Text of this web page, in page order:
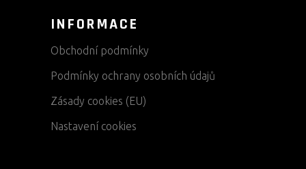
INFORMACE
Obchodní podmínky
Podmínky ochrany osobních údajů
Zásady cookies (EU)
Nastavení cookies